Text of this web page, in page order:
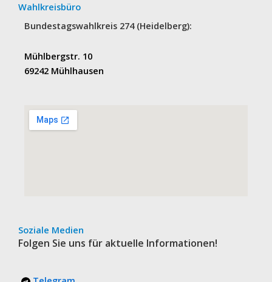
Wahlkreisbüro
Bundestagswahlkreis 274 (Heidelberg):
Mühlbergstr. 10
69242 Mühlhausen
Soziale Medien
Folgen Sie uns für aktuelle Informationen!